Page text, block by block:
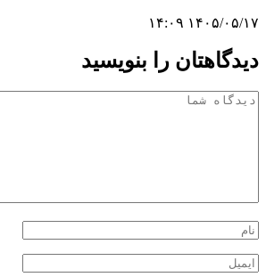
۱۴۰۵/۰۵/۱۷ ۱۴:۰۹
دیدگاهتان را بنویسید